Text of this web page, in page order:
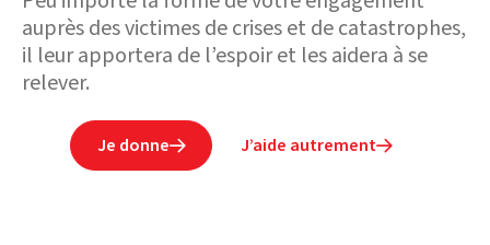
auprès des victimes de crises et de catastrophes,
il leur apportera de l’espoir et les aidera à se
relever.
Je donne J’aide autrement